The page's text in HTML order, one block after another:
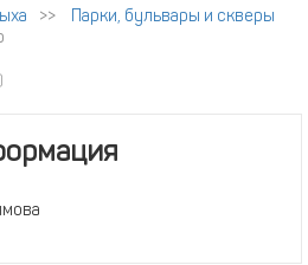
>>
Парки, бульвары и скверы